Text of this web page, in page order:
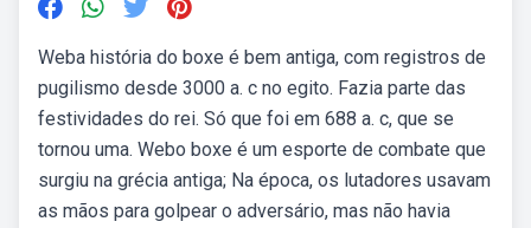
Weba história do boxe é bem antiga, com registros de
pugilismo desde 3000 a. c no egito. Fazia parte das
festividades do rei. Só que foi em 688 a. c, que se
tornou uma. Webo boxe é um esporte de combate que
surgiu na grécia antiga; Na época, os lutadores usavam
as mãos para golpear o adversário, mas não havia